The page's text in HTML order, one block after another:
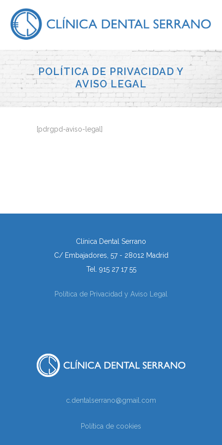
POLÍTICA DE PRIVACIDAD Y
AVISO LEGAL
[pdrgpd-aviso-legal]
Clínica Dental Serrano
C/ Embajadores, 57 - 28012 Madrid
Tel. 915 27 17 55
Política de Privacidad y Aviso Legal
c.dentalserrano@gmail.com
Política de cookies